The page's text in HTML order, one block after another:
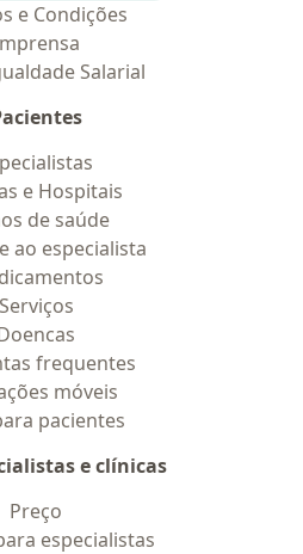
e Condições
Salarial
e Hospitais
de saúde
ao especialista
Serviços
frequentes
móveis
pacientes
e clínicas
Preço
especialistas